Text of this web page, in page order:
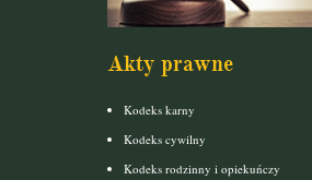
Akty prawne
Kodeks karny
Kodeks cywilny
Kodeks rodzinny i opiekuńczy